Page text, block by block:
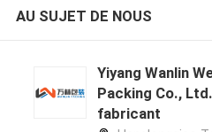
AU SUJET DE NOUS
Yiyang Wanlin
Packing Co.,
fabricant